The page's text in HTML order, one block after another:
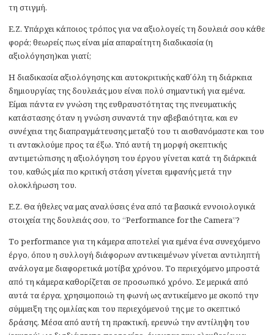
τη στιγμή.
Ε.Ζ. Υπάρχει κάποιος τρόπος για να αξιολογείς τη δουλειά σου κάθε
φορά; θεωρείς πως είναι μία απαραίτητη διαδικασία (η
αξιολόγηση)και γιατί;
Η διαδικασία αξιολόγησης και αυτοκριτικής καθ΄όλη τη διάρκεια
δημιουργίας της δουλειάς μου είναι πολύ σημαντική για εμένα.
Είμαι πάντα εν γνώση της ευθραυστότητας της πνευματικής
κατάστασης όταν η γνώση συναντά την αβεβαιότητα, και εν
συνέχεια της διαπραγμάτευσης μεταξύ του τι αισθανόμαστε και του
τι αντακλούμε προς τα έξω. Υπό αυτή τη μορφή σκεπτικής
αντιμετώπισης η αξιολόγηση του έργου γίνεται κατά τη διάρκειά
του, καθώς μία πιο κριτική στάση γίνεται εμφανής μετά την
ολοκλήρωση του.
Ε.Ζ. Θα ήθελες να μας αναλύσεις ένα από τα βασικά εννοιολογικά
στοιχεία της δουλειάς σου, το “Performance for the Camera”?
Το performance για τη κάμερα αποτελεί για εμένα ένα συνεχόμενο
έργο, όπου η συλλογή διάφορων αντικειμένων γίνεται αντιληπτή
ανάλογα με διαφορετικά μοτίβα χρόνου. Το περιεχόμενο μπροστά
από τη κάμερα καθορίζεται σε προσωπικό χρόνο. Σε μερικά από
αυτά τα έργα, χρησιμοποιώ τη φωνή ως αντικείμενο με σκοπό την
σύμμειξη της ομιλίας και του περιεχόμενού της με το σκεπτικό
δράσης. Μέσα από αυτή τη πρακτική, ερευνώ την αντίληψη του